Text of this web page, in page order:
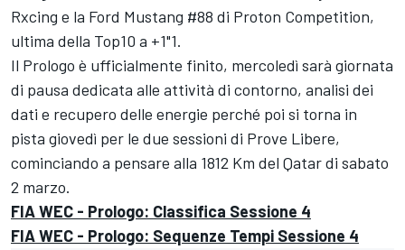
Rxcing e la Ford Mustang #88 di Proton Competition,
ultima della Top10 a +1"1.
Il Prologo è ufficialmente finito, mercoledì sarà giornata
di pausa dedicata alle attività di contorno, analisi dei
dati e recupero delle energie perché poi si torna in
pista giovedì per le due sessioni di Prove Libere,
cominciando a pensare alla 1812 Km del Qatar di sabato
2 marzo.
FIA WEC - Prologo: Classifica Sessione 4
FIA WEC - Prologo: Sequenze Tempi Sessione 4